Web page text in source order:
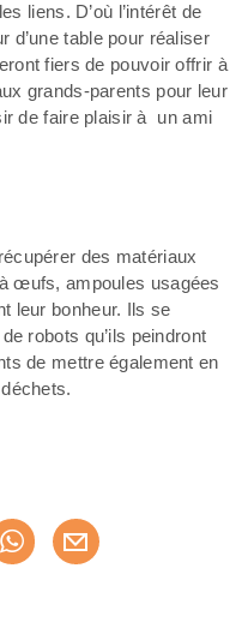
liens. D’où l’intérêt de
d’une table pour réaliser
fiers de pouvoir offrir à
grands-parents pour leur
de faire plaisir à un ami
des matériaux
œufs, ampoules usagées
leur bonheur. Ils se
robots qu’ils peindront
de mettre également en
maintenant